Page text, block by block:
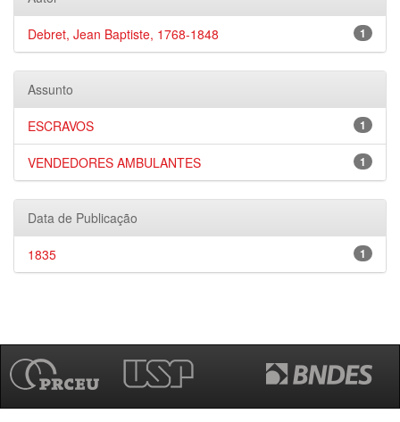
1
Debret, Jean Baptiste, 1768-1848
Assunto
1
ESCRAVOS
1
VENDEDORES AMBULANTES
Data de Publicação
1
1835